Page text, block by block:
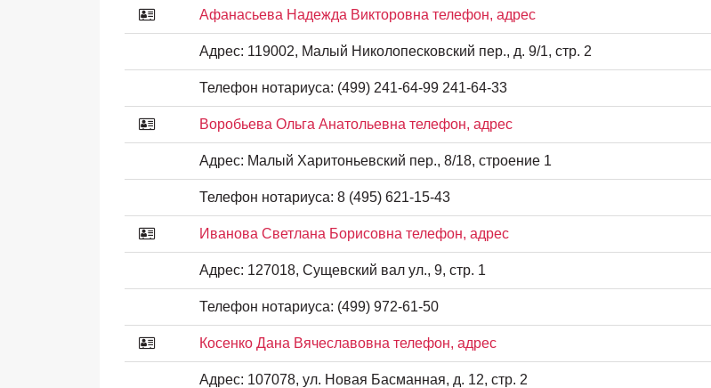
Афанасьева Надежда Викторовна телефон, адрес
Адрес: 119002, Малый Николопесковский пер., д. 9/1, стр. 2
Телефон нотариуса: (499) 241-64-99 241-64-33
Воробьева Ольга Анатольевна телефон, адрес
Адрес: Малый Харитоньевский пер., 8/18, строение 1
Телефон нотариуса: 8 (495) 621-15-43
Иванова Светлана Борисовна телефон, адрес
Адрес: 127018, Сущевский вал ул., 9, стр. 1
Телефон нотариуса: (499) 972-61-50
Косенко Дана Вячеславовна телефон, адрес
Адрес: 107078, ул. Новая Басманная, д. 12, стр. 2